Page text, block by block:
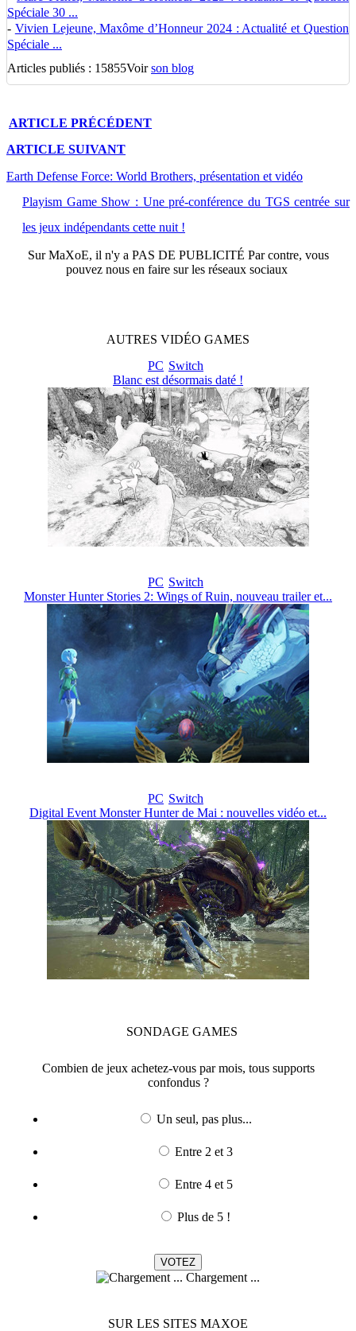
Spéciale 30 ...
- Vivien Lejeune, Maxôme d’Honneur 2024 : Actualité et Question
Spéciale ...
Articles publiés : 15855Voirson blog
ARTICLE PRÉCÉDENT
ARTICLE SUIVANT
Earth Defense Force: World Brothers, présentation et vidéo
Playism Game Show : Une pré-conférence du TGS centrée sur
les jeux indépendants cette nuit !
SurMaXoE, il n'y a PAS DE PUBLICITÉ Par contre, vous
pouvez nous en faire sur les réseaux sociaux
AUTRES VIDÉO GAMES
PC Switch
Blanc est désormais daté !
PC Switch
Monster Hunter Stories 2: Wings of Ruin, nouveau trailer et...
PC Switch
Digital Event Monster Hunter de Mai : nouvelles vidéo et...
SONDAGE GAMES
Combien de jeux achetez-vous par mois, tous supports
confondus ?
Un seul, pas plus...
Entre 2 et 3
Entre 4 et 5
Plus de 5 !
Chargement ...
SUR LES SITES MAXOE